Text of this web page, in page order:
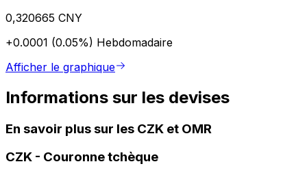
0,320665 CNY
+0.0001 (0.05%) Hebdomadaire
Afficher le graphique
Informations sur les devises
En savoir plus sur les CZK et OMR
CZK - Couronne tchèque